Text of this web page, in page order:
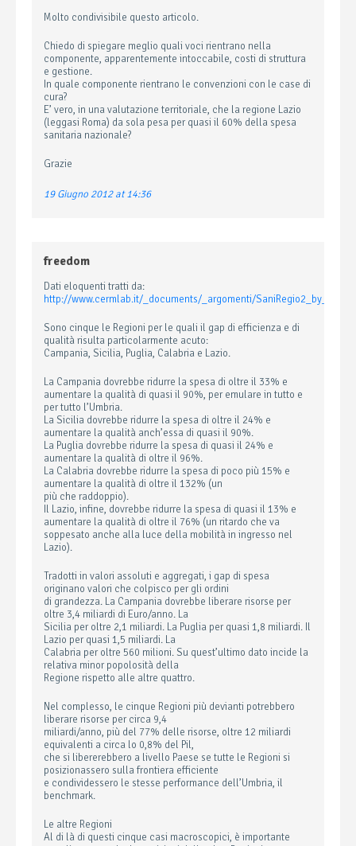
Molto condivisibile questo articolo.
Chiedo di spiegare meglio quali voci rientrano nella
componente, apparentemente intoccabile, costi di struttura
e gestione.
In quale componente rientrano le convenzioni con le case di
cura?
E’ vero, in una valutazione territoriale, che la regione Lazio
(leggasi Roma) da sola pesa per quasi il 60% della spesa
sanitaria nazionale?
Grazie
19 Giugno 2012 at 14:36
freedom
Dati eloquenti tratti da:
http://www.cermlab.it/_documents/_argomenti/
Sono cinque le Regioni per le quali il gap di efficienza e di
qualità risulta particolarmente acuto:
Campania, Sicilia, Puglia, Calabria e Lazio.
La Campania dovrebbe ridurre la spesa di oltre il 33% e
aumentare la qualità di quasi il 90%, per emulare in tutto e
per tutto l’Umbria.
La Sicilia dovrebbe ridurre la spesa di oltre il 24% e
aumentare la qualità anch’essa di quasi il 90%.
La Puglia dovrebbe ridurre la spesa di quasi il 24% e
aumentare la qualità di oltre il 96%.
La Calabria dovrebbe ridurre la spesa di poco più 15% e
aumentare la qualità di oltre il 132% (un
più che raddoppio).
Il Lazio, infine, dovrebbe ridurre la spesa di quasi il 13% e
aumentare la qualità di oltre il 76% (un ritardo che va
soppesato anche alla luce della mobilità in ingresso nel
Lazio).
Tradotti in valori assoluti e aggregati, i gap di spesa
originano valori che colpisco per gli ordini
di grandezza. La Campania dovrebbe liberare risorse per
oltre 3,4 miliardi di Euro/anno. La
Sicilia per oltre 2,1 miliardi. La Puglia per quasi 1,8 miliardi. Il
Lazio per quasi 1,5 miliardi. La
Calabria per oltre 560 milioni. Su quest’ultimo dato incide la
relativa minor popolosità della
Regione rispetto alle altre quattro.
Nel complesso, le cinque Regioni più devianti potrebbero
liberare risorse per circa 9,4
miliardi/anno, più del 77% delle risorse, oltre 12 miliardi
equivalenti a circa lo 0,8% del Pil,
che si libererebbero a livello Paese se tutte le Regioni si
posizionassero sulla frontiera efficiente
e condividessero le stesse performance dell’Umbria, il
benchmark.
Le altre Regioni
Al di là di questi cinque casi macroscopici, è importante